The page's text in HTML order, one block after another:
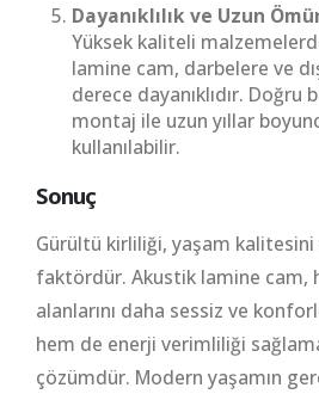
Dayanıklılık ve Uzun
Yüksek kaliteli
lamine cam, darbelere ve
derece dayanıklıdır. Doğru
montaj ile uzun yıllar
kullanılabilir.
Sonuç
Gürültü kirliliği, yaşam
faktördür. Akustik lamine cam,
alanlarını daha sessiz ve
hem de enerji verimliliği
çözümdür. Modern yaşamın